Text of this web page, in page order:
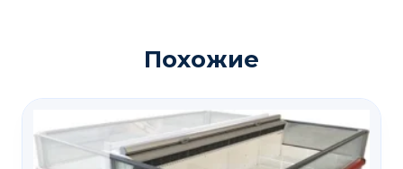
Похожие